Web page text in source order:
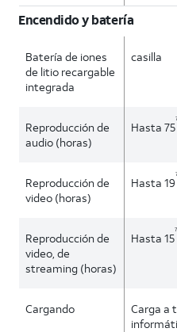
Encendido y batería
Batería de iones
de litio recargable
integrada
casilla
Reproducción de
audio (horas)
Hasta 75
Reproducción de
video (horas)
Hasta 19
Reproducción de
video, de
streaming (horas)
Hasta 15
7
Cargando
Carga a